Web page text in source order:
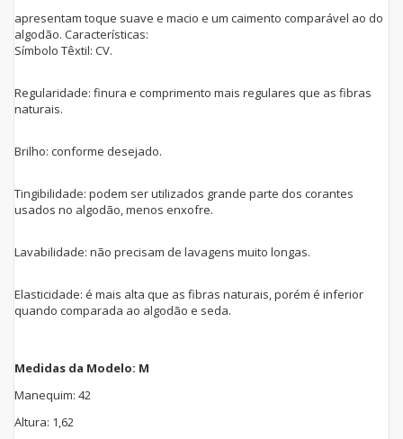
apresentam toque suave e macio e um caimento comparável ao do
algodão. Características:
Símbolo Têxtil: CV.
Regularidade: finura e comprimento mais regulares que as fibras
naturais.
Brilho: conforme desejado.
Tingibilidade: podem ser utilizados grande parte dos corantes
usados no algodão, menos enxofre.
Lavabilidade: não precisam de lavagens muito longas.
Elasticidade: é mais alta que as fibras naturais, porém é inferior
quando comparada ao algodão e seda.
Medidas da Modelo: M
Manequim: 42
Altura: 1,62